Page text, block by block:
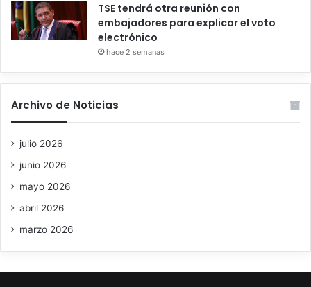
TSE tendrá otra reunión con
embajadores para explicar el voto
electrónico
hace 2 semanas
Archivo de Noticias
julio 2026
junio 2026
mayo 2026
abril 2026
marzo 2026